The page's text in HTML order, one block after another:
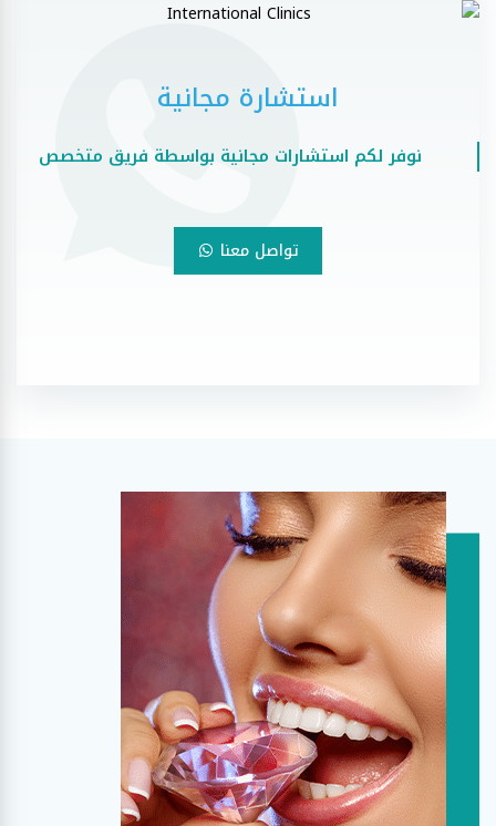
استشارة مجانية
نوفر لكم استشارات مجانية بواسطة فريق متخصص
تواصل معنا